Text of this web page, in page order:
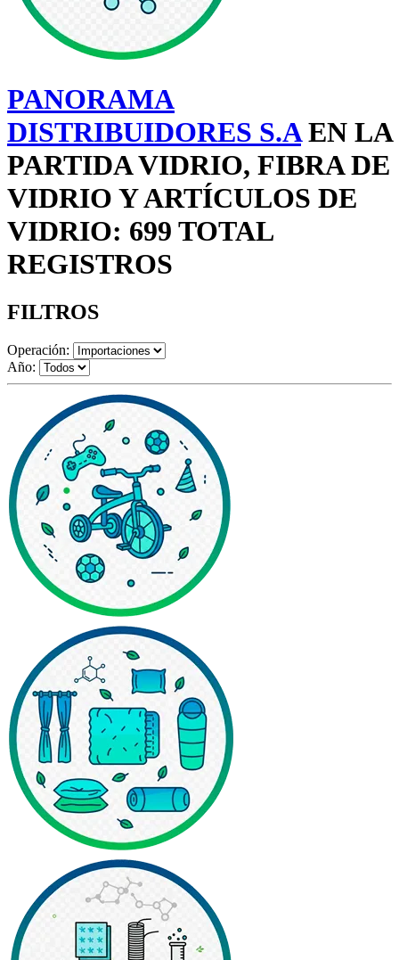
PANORAMA
DISTRIBUIDORES S.AEN LA
PARTIDA VIDRIO, FIBRA DE
VIDRIO Y ARTÍCULOS DE
VIDRIO: 699 TOTAL
REGISTROS
FILTROS
Operación:
Año: